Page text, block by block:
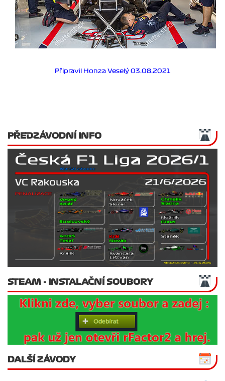
Připravil Honza Veselý 03.08.2021
PŘEDZÁVODNÍ INFO
STEAM - INSTALAČNÍ SOUBORY
DALŠÍ ZÁVODY